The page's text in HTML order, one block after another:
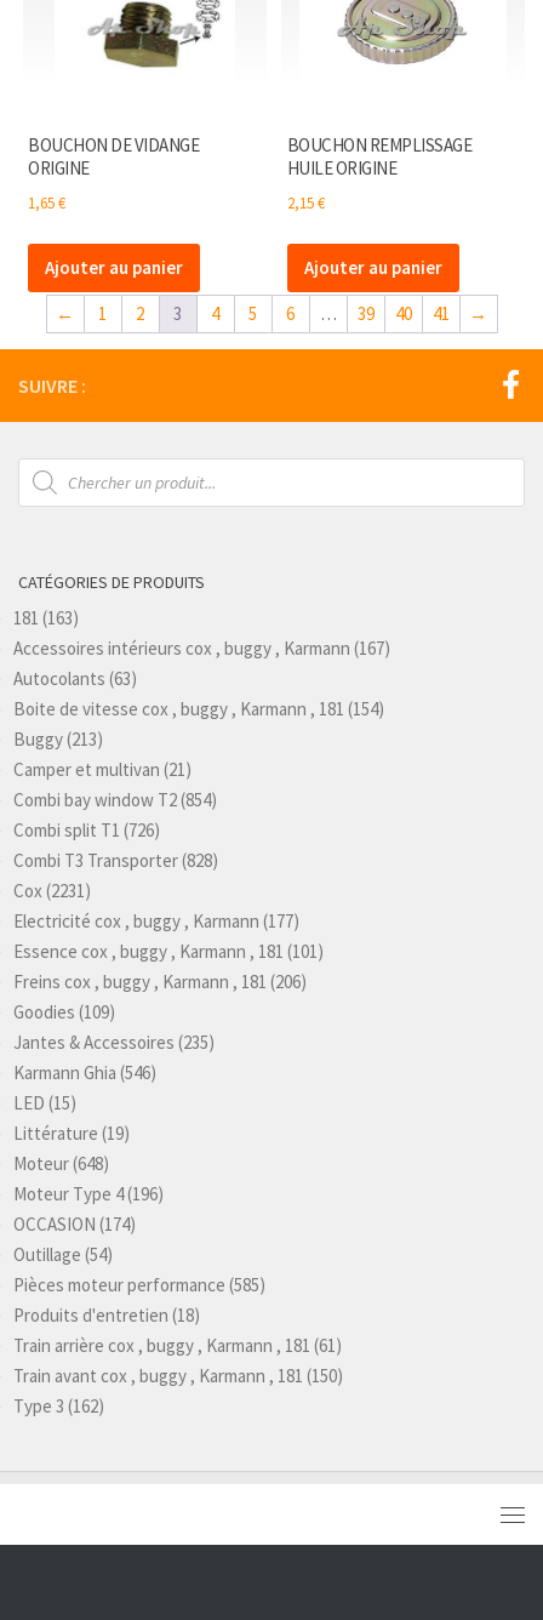
BOUCHON DE VIDANGE
ORIGINE
1,65€
Ajouter au panier
BOUCHON REMPLISSAGE
HUILE ORIGINE
2,15€
Ajouter au panier
← 1 2 3 4 5 6 … 39 40 41 →
SUIVRE :
Recherche
de
produits
CATÉGORIES DE PRODUITS
181 (163)
Accessoires intérieurs cox , buggy , Karmann (167)
Autocolants (63)
Boite de vitesse cox , buggy , Karmann , 181 (154)
Buggy(213)
Camper et multivan (21)
Combi bay window T2(854)
Combi split T1 (726)
Combi T3 Transporter(828)
Cox(2231)
Electricité cox , buggy , Karmann (177)
Essence cox , buggy , Karmann , 181 (101)
Freins cox , buggy , Karmann , 181 (206)
Goodies (109)
Jantes & Accessoires (235)
Karmann Ghia (546)
LED (15)
Littérature (19)
Moteur(648)
Moteur Type 4(196)
OCCASION (174)
Outillage (54)
Pièces moteur performance (585)
Produits d'entretien (18)
Train arrière cox , buggy , Karmann , 181 (61)
Train avant cox , buggy , Karmann , 181 (150)
Type 3 (162)